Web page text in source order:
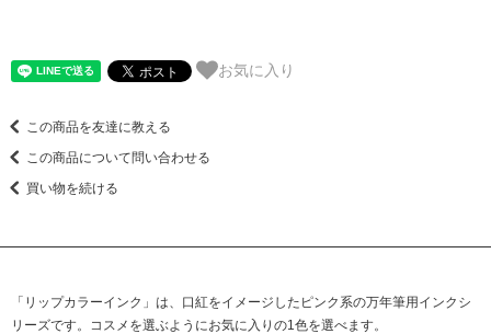
お気に入り
この商品を友達に教える
この商品について問い合わせる
買い物を続ける
「リップカラーインク」は、口紅をイメージしたピンク系の万年筆用インクシ
リーズです。コスメを選ぶようにお気に入りの1色を選べます。